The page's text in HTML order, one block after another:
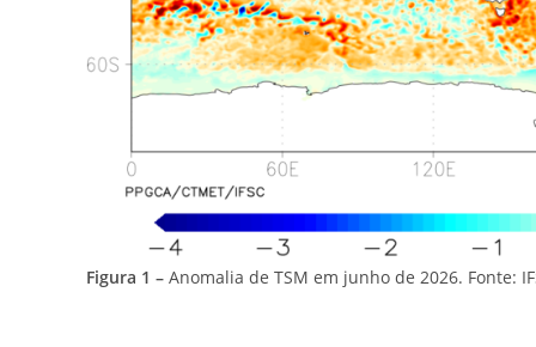
Figura 1 – Anomalia de TSM em junho de 2026. Fonte: